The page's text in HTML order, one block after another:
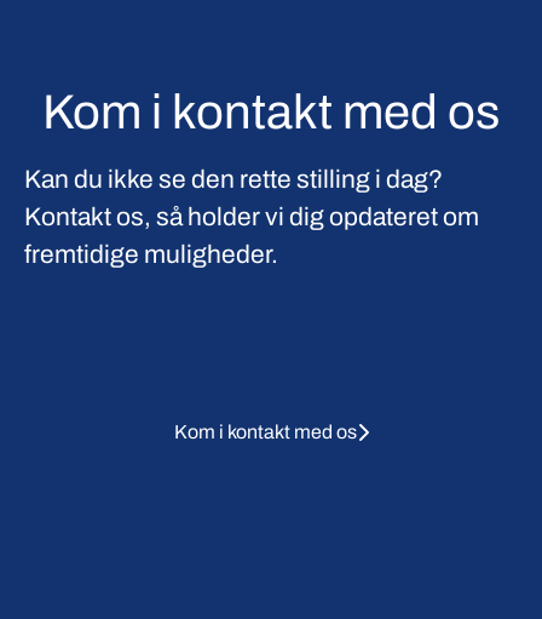
Kom i kontakt med os
Kan du ikke se den rette stilling i dag?
Kontakt os, så holder vi dig opdateret om
fremtidige muligheder.
Kom i kontakt med os